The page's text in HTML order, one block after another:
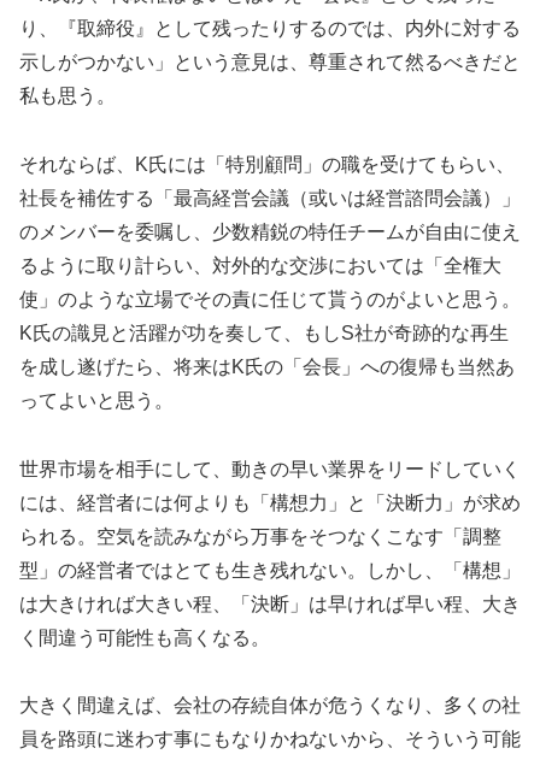
り、『取締役』として残ったりするのでは、内外に対する
示しがつかない」という意見は、尊重されて然るべきだと
私も思う。
それならば、K氏には「特別顧問」の職を受けてもらい、
社長を補佐する「最高経営会議（或いは経営諮問会議）」
のメンバーを委嘱し、少数精鋭の特任チームが自由に使え
るように取り計らい、対外的な交渉においては「全権大
使」のような立場でその責に任じて貰うのがよいと思う。
K氏の識見と活躍が功を奏して、もしS社が奇跡的な再生
を成し遂げたら、将来はK氏の「会長」への復帰も当然あ
ってよいと思う。
世界市場を相手にして、動きの早い業界をリードしていく
には、経営者には何よりも「構想力」と「決断力」が求め
られる。空気を読みながら万事をそつなくこなす「調整
型」の経営者ではとても生き残れない。しかし、「構想」
は大きければ大きい程、「決断」は早ければ早い程、大き
く間違う可能性も高くなる。
大きく間違えば、会社の存続自体が危うくなり、多くの社
員を路頭に迷わす事にもなりかねないから、そういう可能